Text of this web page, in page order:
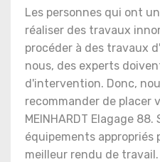
Les personnes qui ont
réaliser des travaux
procéder à des travaux
nous, des experts
d'intervention. Donc,
recommander de placer
MEINHARDT Elagage
équipements appropriés
meilleur rendu de